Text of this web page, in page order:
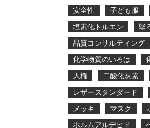
安全性
子ども服
塩素化トルエン
堅
品質コンサルティング
化学物質のいろは
人権
二酸化炭素
レザースタンダード
メッキ
マスク
ホルムアルデヒド